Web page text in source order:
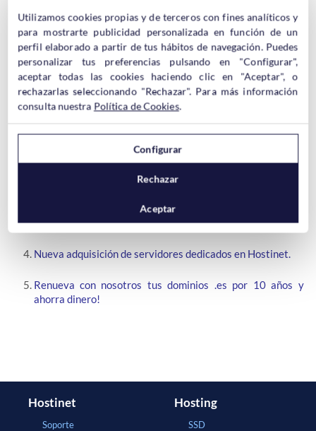
Artículos relacionados:
Renueva tu dominio .ES con HOSTINET
Renueva tus dominios .es por 10 años y ahorra dinero!
Adelántate a la subida del IVA y renueva ahora tu plan de
alojamiento web
Nueva adquisición de servidores dedicados en Hostinet.
Renueva con nosotros tus dominios .es por 10 años y
ahorra dinero!
Hostinet
Soporte
Hosting
SSD
Utilizamos cookies propias y de terceros con fines analíticos y
para mostrarte publicidad personalizada en función de un
perfil elaborado a partir de tus hábitos de navegación. Puedes
personalizar tus preferencias pulsando en "Configurar",
aceptar todas las cookies haciendo clic en "Aceptar", o
rechazarlas seleccionando "Rechazar". Para más información
consulta nuestra Política de Cookies.
Configurar
Rechazar
Aceptar